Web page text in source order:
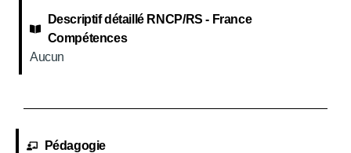
Descriptif détaillé RNCP/RS - France
Compétences
Aucun
Pédagogie